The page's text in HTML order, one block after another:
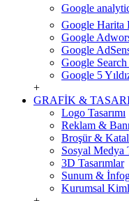
Google
Google Harita
Google
Google
Google
Google 5
+
GRAFİK &
Logo Tasarımı
Reklam &
Broşür &
Sosyal Medya
3D Tasarımlar
Sunum &
Kurumsal